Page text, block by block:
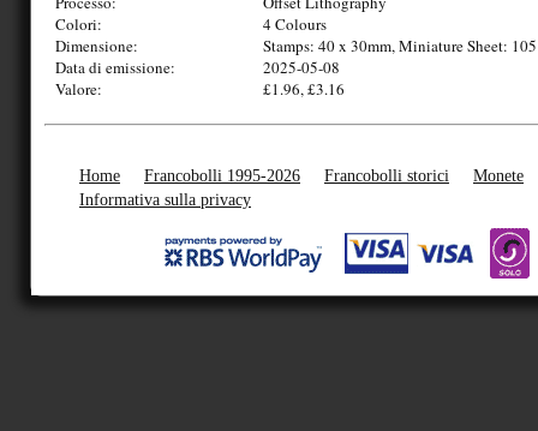
Colori:
4 Colours
Dimensione:
Stamps: 40 x 30mm, Miniature Sheet:
Data di emissione:
2025-05-08
Valore:
£1.96, £3.16
Home Francobolli 1995-2026 Francobolli storici
Monete
Informativa sulla privacy